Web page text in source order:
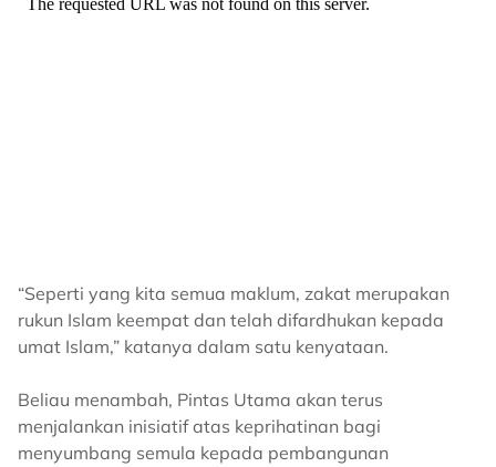
“Seperti yang kita semua maklum, zakat merupakan
rukun Islam keempat dan telah difardhukan kepada
umat Islam,” katanya dalam satu kenyataan.
Beliau menambah, Pintas Utama akan terus
menjalankan inisiatif atas keprihatinan bagi
menyumbang semula kepada pembangunan